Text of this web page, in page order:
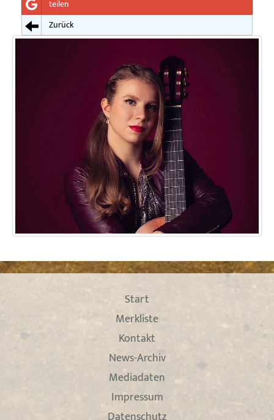
teilen
Zurück
Start
Merkliste
Kontakt
News-Archiv
Mediadaten
Impressum